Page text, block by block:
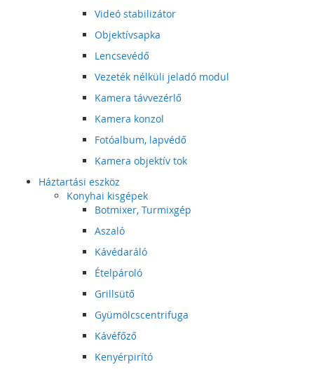
Videó stabilizátor
Objektívsapka
Lencsevédő
Vezeték nélküli jeladó modul
Kamera távvezérlő
Kamera konzol
Fotóalbum, lapvédő
Kamera objektív tok
Háztartási eszköz
Konyhai kisgépek
Botmixer, Turmixgép
Aszaló
Kávédaráló
Ételpároló
Grillsütő
Gyümölcscentrifuga
Kávéfőző
Kenyérpirító